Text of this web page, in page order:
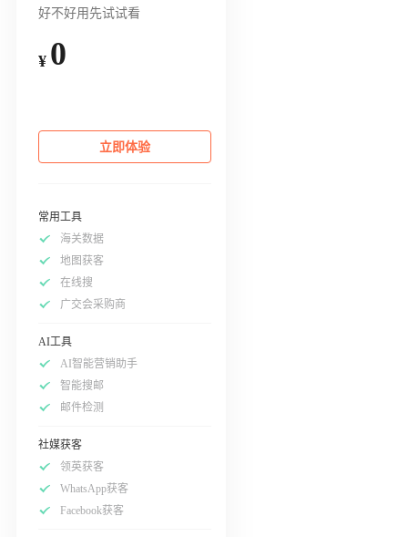
好不好用先试试看
¥ 0
立即体验
常用工具
海关数据
地图获客
在线搜
广交会采购商
AI工具
AI智能营销助手
智能搜邮
邮件检测
社媒获客
领英获客
WhatsApp获客
Facebook获客